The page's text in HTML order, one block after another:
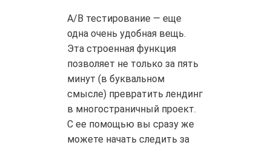
А/В тестирование — еще
одна очень удобная вещь.
Эта строенная функция
позволяет не только за пять
минут (в буквальном
смысле) превратить лендинг
в многостраничный проект.
С ее помощью вы сразу же
можете начать следить за